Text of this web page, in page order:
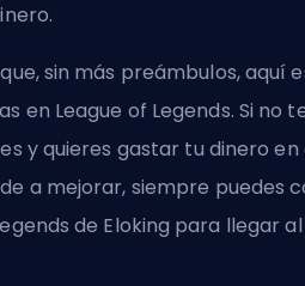
sin más preámbulos, aquí
en League of Legends. Si no
y quieres gastar tu dinero
a mejorar, siempre puedes
de Eloking para llegar